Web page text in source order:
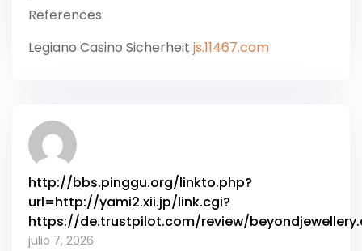
References:
Legiano Casino Sicherheit js.11467.com
http://bbs.pinggu.org/linkto.php?
url=http://yami2.xii.jp/link.cgi?
https://de.trustpilot.com/review/
julio 7, 2026